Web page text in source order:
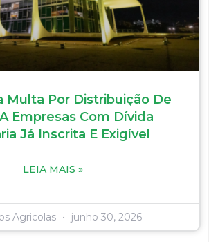
Multa Por Distribuição De
Empresas Com Dívida
Já Inscrita E Exigível
LEIA MAIS »
Agricolas junho 30, 2026